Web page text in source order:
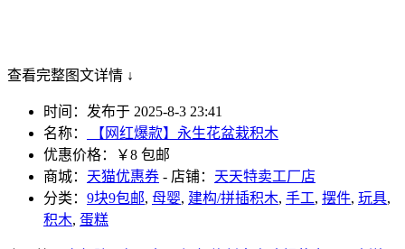
查看完整图文详情 ↓
时间：发布于 2025-8-3 23:41
名称：
【网红爆款】永生花盆栽积木
优惠价格：
￥8 包邮
商城： 天猫优惠券 - 店铺： 天天特卖工厂店
分类： 9块9包邮, 母婴, 建构/拼插积木, 手工, 摆件, 玩具,
积木, 蛋糕